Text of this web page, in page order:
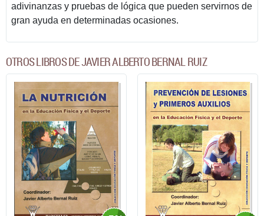
adivinanzas y pruebas de lógica que pueden servirnos de
gran ayuda en determinadas ocasiones.
OTROS LIBROS DE JAVIER ALBERTO BERNAL RUIZ